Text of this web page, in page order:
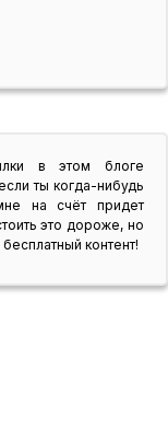
в этом блоге
ты когда-нибудь
на счёт придет
это дороже, но
контент!